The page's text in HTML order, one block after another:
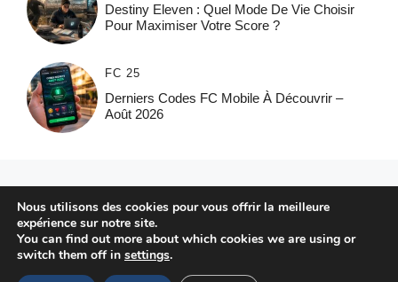
Destiny Eleven : Quel Mode De Vie Choisir
Pour Maximiser Votre Score ?
FC 25
Derniers Codes FC Mobile À Découvrir –
Août 2026
© 2026 FPFRANCE.COM
MENTIONS LÉGALES
POLITIQUE DE CONFIDENTIALITÉ
Nous utilisons des cookies pour vous offrir la meilleure
expérience sur notre site.
You can find out more about which cookies we are using or
switch them off in settings.